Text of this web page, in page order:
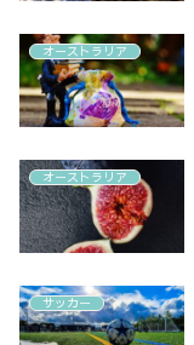
オーストラリア
オーストラリア
サッカー